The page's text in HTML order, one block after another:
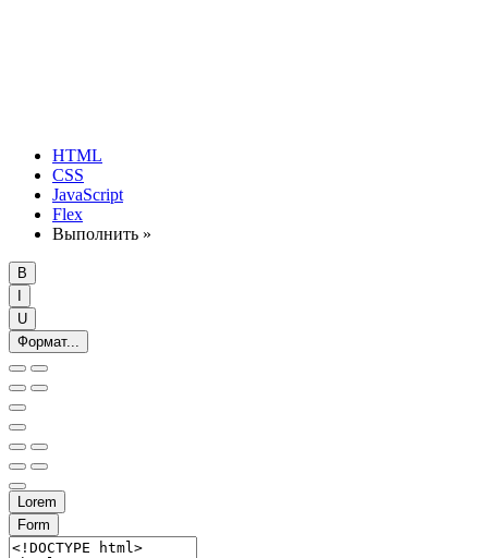
HTML
CSS
JavaScript
Flex
Выполнить »
B
U
Формат...
Lorem
Form